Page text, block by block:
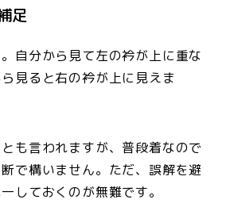
足
自分から見て左の衿が上に重な
見ると右の衿が上に見えま
も言われますが、普段着なので
で構いません。ただ、誤解を避
しておくのが無難です。